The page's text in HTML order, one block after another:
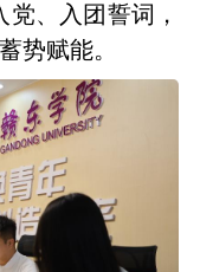
、入团誓词，
势赋能。